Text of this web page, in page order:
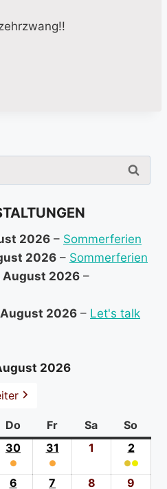
2026 – Sommerferien
2026 – Sommerferien
August 2026 –
August 2026 – Let's talk
2026
DoDonnerstag
FrFreitag
Sa Samstag
So
30
2026
●
(1
31
●
(1
1
August
2026
22.
●●
(2
6 7 8 9